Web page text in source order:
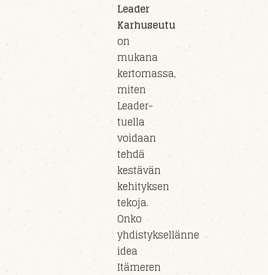
Leader
Karhuseutu
on
mukana
kertomassa,
miten
Leader-
tuella
voidaan
tehdä
kestävän
kehityksen
tekoja.
Onko
yhdistyksellänne
idea
Itämeren